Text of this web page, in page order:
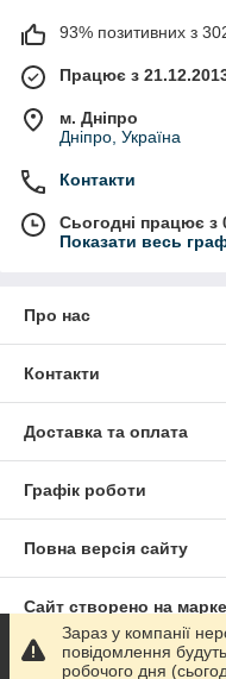
93% позитивних з 302
Працює з
м. Дніпро
Дніпро, Україна
Контакти
Сьогодні працює з
Показати весь
Про нас
Контакти
Доставка та оплата
Графік роботи
Повна версія сайту
Сайт створено на
Політика
Зараз у компанії
повідомлення
робочого дня